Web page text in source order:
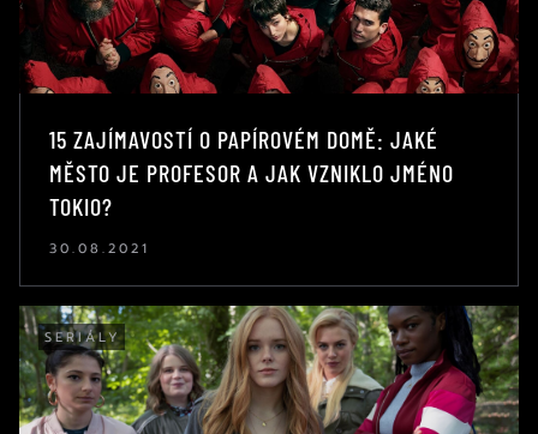
15 ZAJÍMAVOSTÍ O PAPÍROVÉM DOMĚ: JAKÉ
MĚSTO JE PROFESOR A JAK VZNIKLO JMÉNO
TOKIO?
30.08.2021
SERIÁLY